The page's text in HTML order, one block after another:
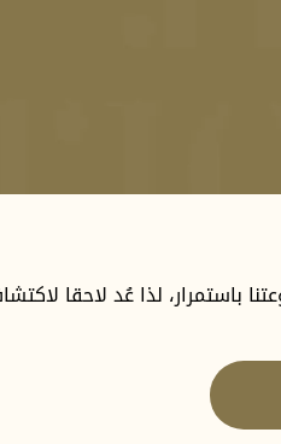
باستمرار، لذا عُد لاحقا